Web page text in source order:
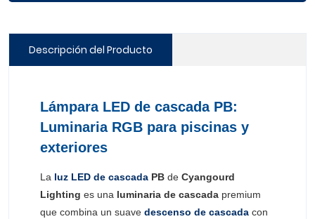
Descripción del Producto
Lámpara LED de cascada PB:
Luminaria RGB para piscinas y
exteriores
La luz LED de cascada PB de Cyangourd
Lighting es una luminaria de cascada premium
que combina un suave descenso de cascada con